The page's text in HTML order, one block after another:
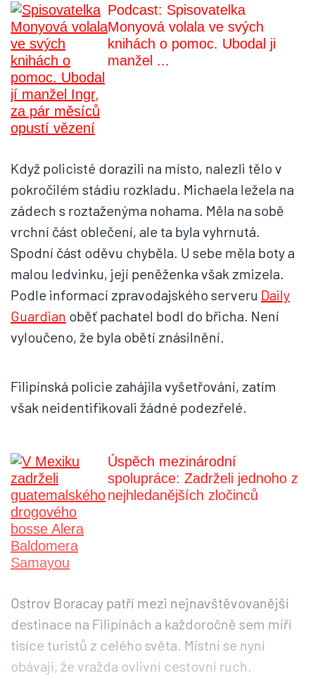
Podcast: Spisovatelka
Monyová volala ve svých
knihách o pomoc. Ubodal ji
manžel ...
Když policisté dorazili na místo, nalezli tělo v
pokročilém stádiu rozkladu. Michaela ležela na
zádech s roztaženýma nohama. Měla na sobě
vrchní část oblečení, ale ta byla vyhrnutá.
Spodní část oděvu chyběla. U sebe měla boty a
malou ledvinku, její peněženka však zmizela.
Podle informací zpravodajského serveru Daily
Guardian oběť pachatel bodl do břicha. Není
vyloučeno, že byla obětí znásilnění.
Filipínská policie zahájila vyšetřování, zatím
však neidentifikovali žádné podezřelé.
Úspěch mezinárodní
spolupráce: Zadrželi jednoho z
nejhledanějších zločinců
Ostrov Boracay patří mezi nejnavštěvovanější
destinace na Filipínách a každoročně sem míří
tisíce turistů z celého světa. Místní se nyní
obávají, že vražda ovlivní cestovní ruch.